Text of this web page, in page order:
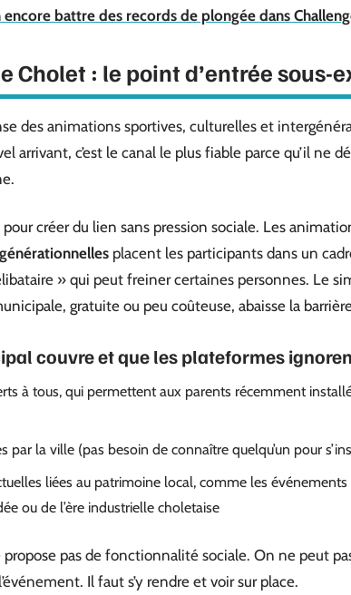
battre des records de plongée dans
Cholet : le point d’entrée sous-
des animations sportives, culturelles et
arrivant, c’est le canal le plus fiable parce qu’il ne
créer du lien sans pression sociale. Les
placent les participants dans un
» qui peut freiner certaines personnes. Le
gratuite ou peu coûteuse, abaisse la
couvre et que les plateformes
à tous, qui permettent aux parents récemment
par la ville (pas besoin de connaître quelqu’un pour
liées au patrimoine local, comme les événements
ou de l’ère industrielle choletaise
pas de fonctionnalité sociale. On ne peut
Il faut s’y rendre et voir sur place.